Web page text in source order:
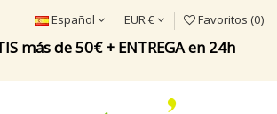
más de 50€ + ENTREGA en 24h
Español EUR € Favoritos (0)